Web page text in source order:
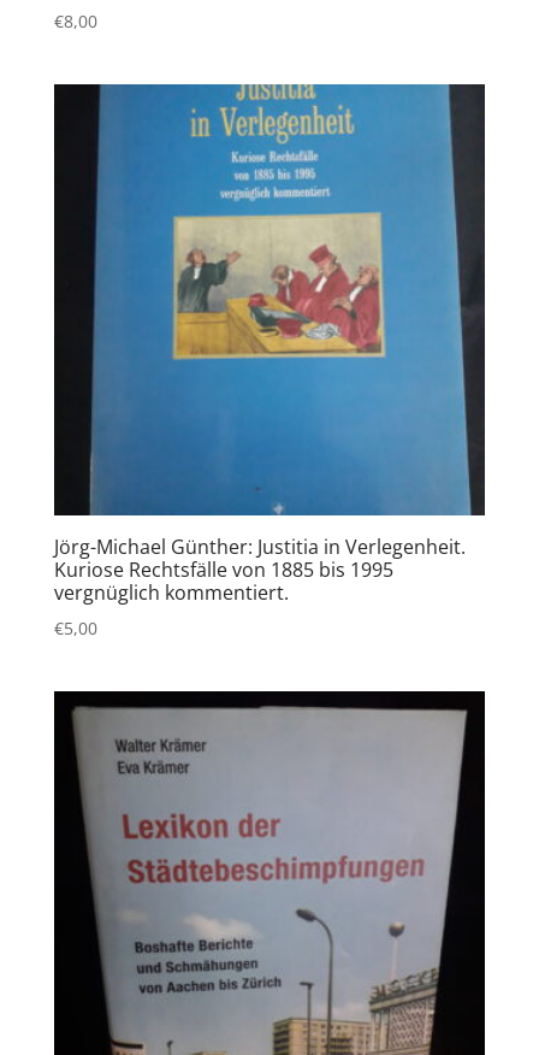
€8,00
Jörg-Michael Günther: Justitia in Verlegenheit.
Kuriose Rechtsfälle von 1885 bis 1995
vergnüglich kommentiert.
€5,00